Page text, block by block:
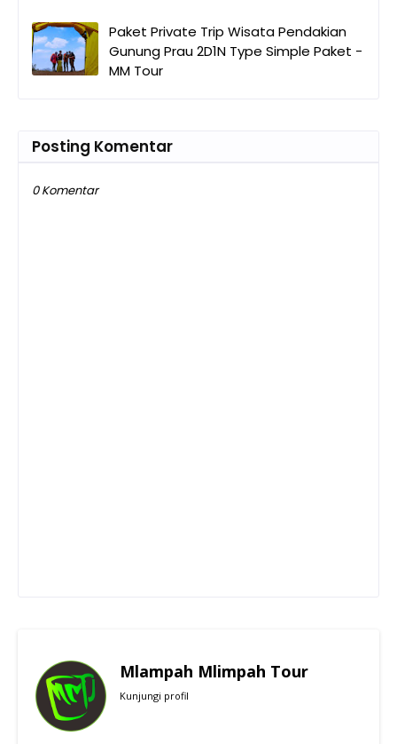
Paket Private Trip Wisata Pendakian
Gunung Prau 2D1N Type Simple Paket -
MM Tour
Posting Komentar
0 Komentar
Mlampah Mlimpah Tour
Kunjungi profil